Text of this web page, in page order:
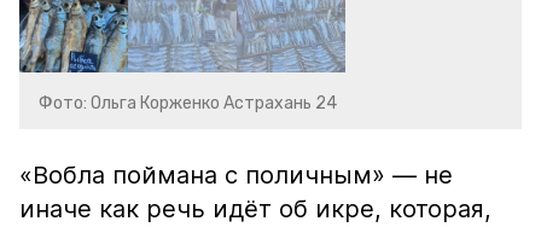
Фото: Ольга Корженко Астрахань 24
«Вобла поймана с поличным» — не
иначе как речь идёт об икре, которая,